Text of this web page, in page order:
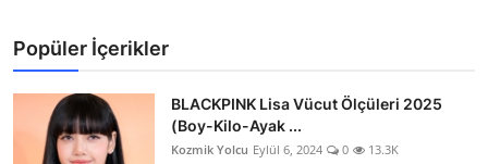
Popüler İçerikler
BLACKPINK Lisa Vücut Ölçüleri 2025
(Boy-Kilo-Ayak ...
Kozmik Yolcu Eylül 6, 2024 0 13.3K